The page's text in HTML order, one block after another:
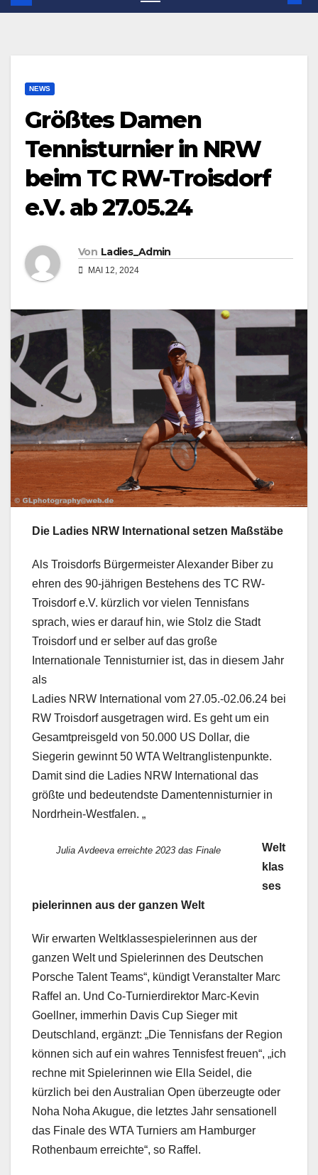
NEWS
Größtes Damen
Tennisturnier in NRW
beim TC RW-Troisdorf
e.V. ab 27.05.24
Von Ladies_Admin
MAI 12, 2024
Die Ladies NRW International setzen Maßstäbe
Als Troisdorfs Bürgermeister Alexander Biber zu
ehren des 90-jährigen Bestehens des TC RW-
Troisdorf e.V. kürzlich vor vielen Tennisfans
sprach, wies er darauf hin, wie Stolz die Stadt
Troisdorf und er selber auf das große
Internationale Tennisturnier ist, das in diesem Jahr
als
Ladies NRW International vom 27.05.-02.06.24 bei
RW Troisdorf ausgetragen wird. Es geht um ein
Gesamtpreisgeld von 50.000 US Dollar, die
Siegerin gewinnt 50 WTA Weltranglistenpunkte.
Damit sind die Ladies NRW International das
größte und bedeutendste Damentennisturnier in
Nordrhein-Westfalen. „
Julia Avdeeva erreichte 2023 das Finale
Welt
klas
ses
pielerinnen aus der ganzen Welt
Wir erwarten Weltklassespielerinnen aus der
ganzen Welt und Spielerinnen des Deutschen
Porsche Talent Teams“, kündigt Veranstalter Marc
Raffel an. Und Co-Turnierdirektor Marc-Kevin
Goellner, immerhin Davis Cup Sieger mit
Deutschland, ergänzt: „Die Tennisfans der Region
können sich auf ein wahres Tennisfest freuen“, „ich
rechne mit Spielerinnen wie Ella Seidel, die
kürzlich bei den Australian Open überzeugte oder
Noha Noha Akugue, die letztes Jahr sensationell
das Finale des WTA Turniers am Hamburger
Rothenbaum erreichte“, so Raffel.